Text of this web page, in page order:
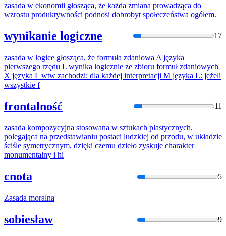
zasada w ekonomii głosząca, że każda zmiana prowadząca do
wzrostu produktywności podnosi dobrobyt społeczeństwa ogółem.
wynikanie logiczne 17
zasada w logice głosząca, że formuła zdaniowa A języka
pierwszego rzędu L wynika logicznie ze zbioru formuł zdaniowych
X języka L wtw zachodzi: dla każdej interpretacji M języka L: jeżeli
wszystkie f
frontalność 11
zasada kompozycyjna stosowana w sztukach plastycznych,
polegająca na przedstawianiu postaci ludzkiej od przodu, w układzie
ściśle symetrycznym, dzięki czemu dzieło zyskuje charakter
monumentalny i hi
cnota 5
Zasada moralna
sobiesław 9